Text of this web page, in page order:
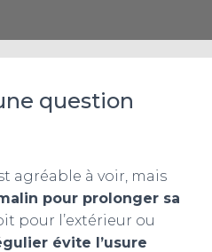
N
A
question
agréable à voir, mais
pour prolonger sa
pour l’extérieur ou
évite l’usure